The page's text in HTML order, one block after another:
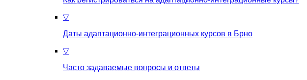
▽
Даты адаптационно-интеграционных курсов в Брно
▽
Часто задаваемые вопросы и ответы